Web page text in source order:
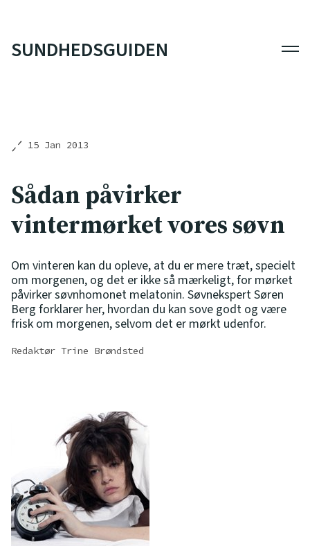
SUNDHEDSGUIDEN
15 Jan 2013
Sådan påvirker
vintermørket vores søvn
Om vinteren kan du opleve, at du er mere træt, specielt
om morgenen, og det er ikke så mærkeligt, for mørket
påvirker søvnhomonet melatonin. Søvnekspert Søren
Berg forklarer her, hvordan du kan sove godt og være
frisk om morgenen, selvom det er mørkt udenfor.
Redaktør Trine Brøndsted